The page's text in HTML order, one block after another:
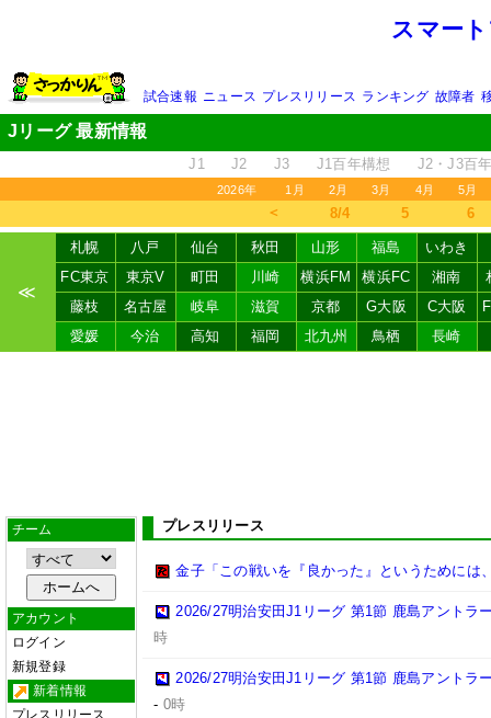
スマー
試合速報 ニュース プレスリリース ランキング 故障者
Jリーグ 最新情報
J1 J2 J3 J1百年構想 J2・J3百
2026年 1月 2月 3月 4月 5月
＜ 8/4 5 6
≪
札幌 八戸 仙台 秋田 山形 福島
いわき
FC東京
東京V 町田 川崎 横浜FM 横浜FC 湘南
藤枝
名古屋 岐阜 滋賀 京都 G大阪 C大阪
愛媛
今治 高知 福岡 北九州 鳥栖 長崎
チーム
アカウント
ログイン
新規登録
新着情報
プレスリリース
プレスリリース
金子「この戦いを『良かった』というためには
2026/27明治安田J1リーグ 第1節 鹿島アントラ
時
2026/27明治安田J1リーグ 第1節 鹿島アントラ
- 0時